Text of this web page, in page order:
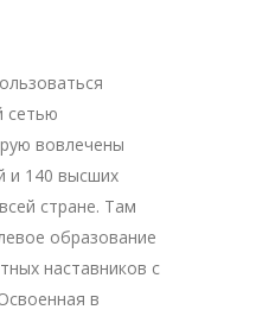
сетью
вовлечены
и 140 высших
стране. Там
образование
наставников с
в